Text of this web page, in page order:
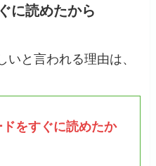
に読めたから
と言われる理由は、
をすぐに読めたか